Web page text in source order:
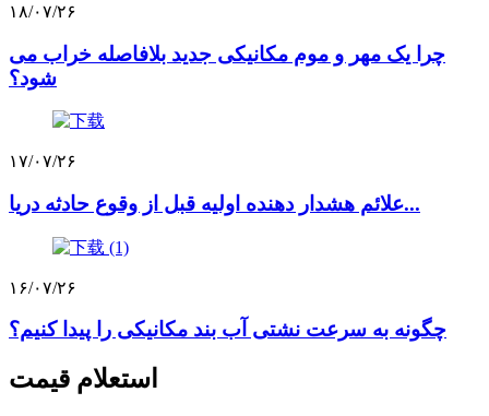
۱۸/۰۷/۲۶
چرا یک مهر و موم مکانیکی جدید بلافاصله خراب می
شود؟
۱۷/۰۷/۲۶
علائم هشدار دهنده اولیه قبل از وقوع حادثه دریا...
۱۶/۰۷/۲۶
چگونه به سرعت نشتی آب بند مکانیکی را پیدا کنیم؟
استعلام قیمت